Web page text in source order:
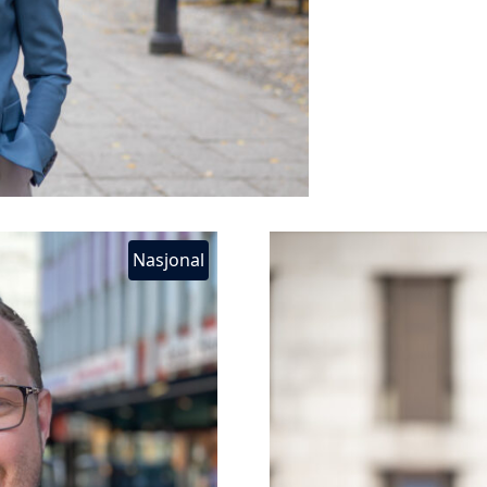
Nasjonal